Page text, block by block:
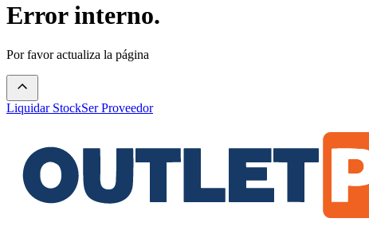
Error interno.
Por favor actualiza la página
Liquidar StockSer Proveedor